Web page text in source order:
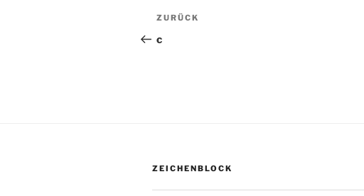
Beitragsnavigation
Vorheriger
Beitrag
ZURÜCK
c
ZEICHENBLOCK